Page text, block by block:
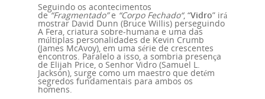
Seguindo os acontecimentos
de“Fragmentado”e “Corpo Fechado“, “Vidro” irá
mostrar David Dunn (Bruce Willis) perseguindo
A Fera, criatura sobre-humana e uma das
múltiplas personalidades de Kevin Crumb
(James McAvoy), em uma série de crescentes
encontros. Paralelo a isso, a sombria presença
de Elijah Price, o Senhor Vidro (Samuel L.
Jackson), surge como um maestro que detém
segredos fundamentais para ambos os
homens.